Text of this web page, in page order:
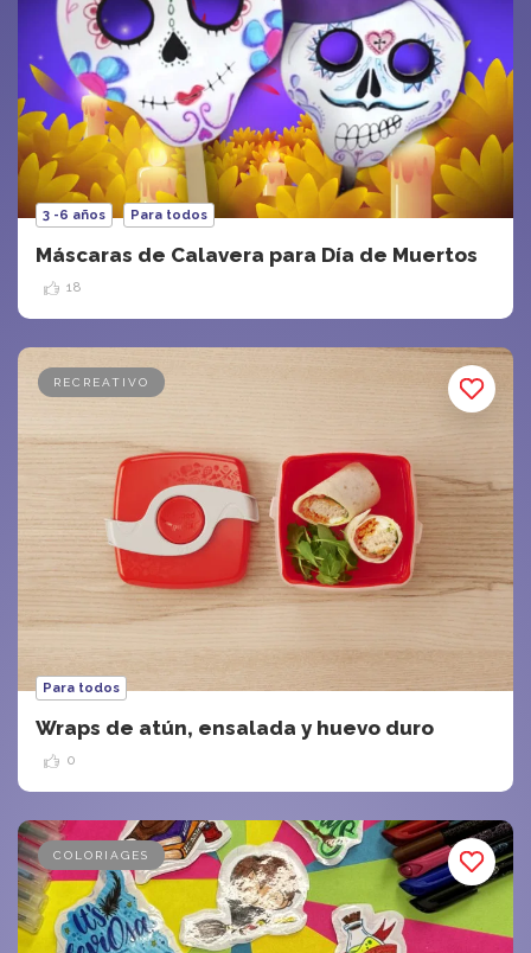
3 -6 años Para todos
Máscaras de Calavera para Día de Muertos
18
RECREATIVO
Para todos
Wraps de atún, ensalada y huevo duro
0
COLORIAGES